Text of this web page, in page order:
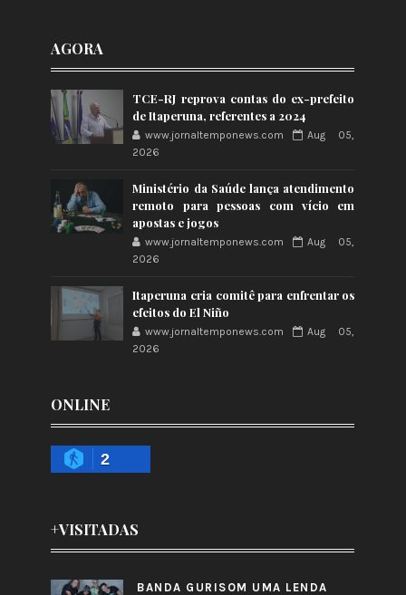
AGORA
TCE-RJ reprova contas do ex-prefeito
de Itaperuna, referentes a 2024
www.jornaltemponews.com
Aug 05,
2026
Ministério da Saúde lança atendimento
remoto para pessoas com vício em
apostas e jogos
www.jornaltemponews.com
Aug 05,
2026
Itaperuna cria comitê para enfrentar os
efeitos do El Niño
www.jornaltemponews.com
Aug 05,
2026
ONLINE
2
+VISITADAS
BANDA GURISOM UMA LENDA